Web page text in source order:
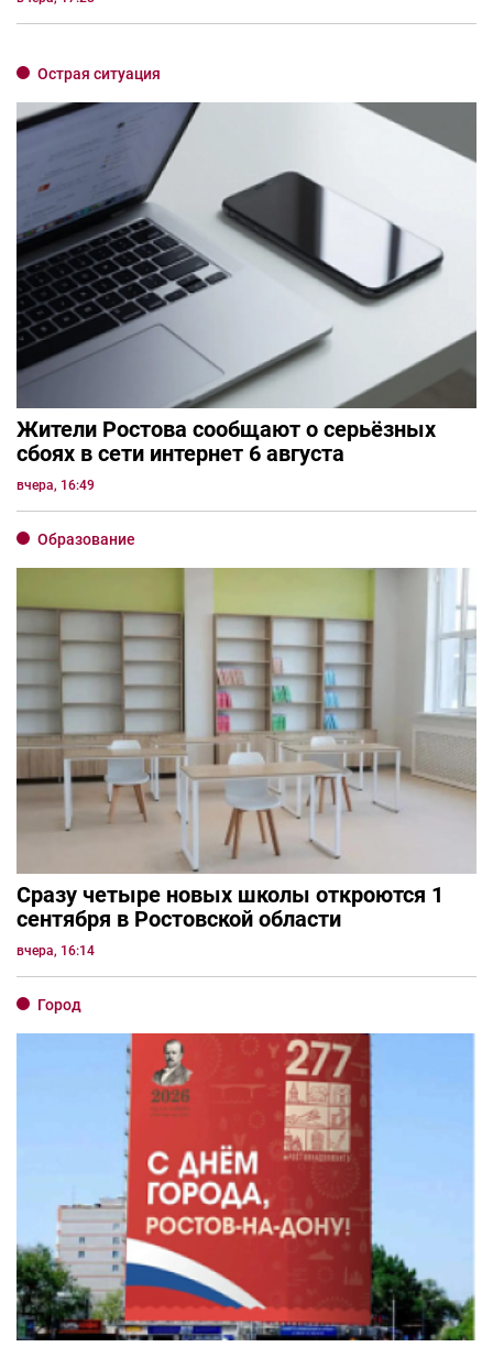
Острая ситуация
Жители Ростова сообщают о серьёзных
сбоях в сети интернет 6 августа
вчера, 16:49
Образование
Сразу четыре новых школы откроются 1
сентября в Ростовской области
вчера, 16:14
Город